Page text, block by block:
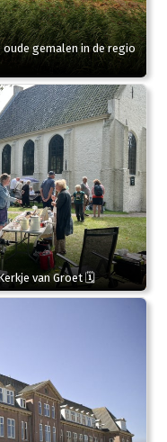
gemalen in de regio
van Groet 🗓